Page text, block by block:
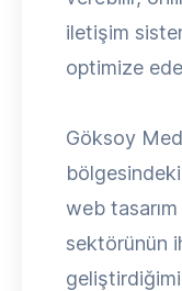
iletişim
optimize
Göksoy
web
sektörünün